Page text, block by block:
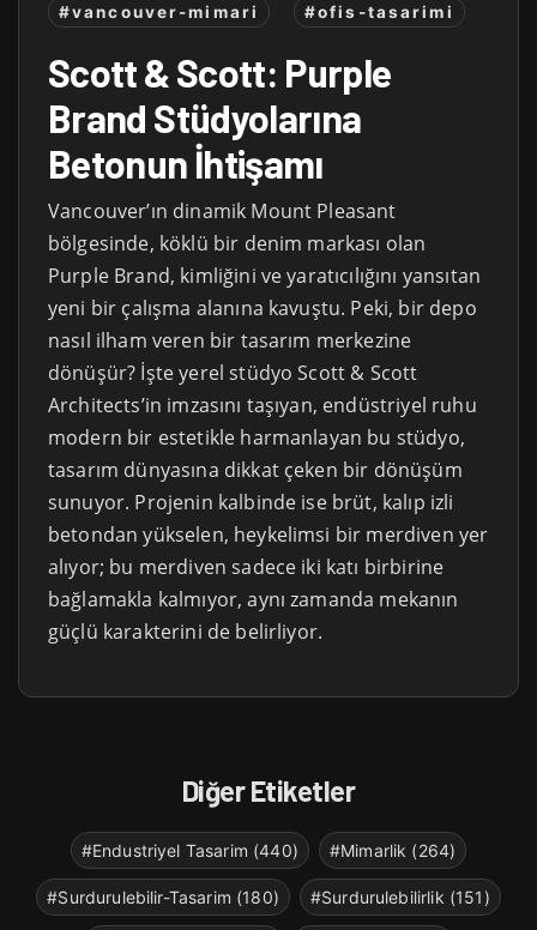
#vancouver-mimari #ofis-tasarimi
Scott & Scott: Purple
Brand Stüdyolarına
Betonun İhtişamı
Vancouver’ın dinamik Mount Pleasant
bölgesinde, köklü bir denim markası olan
Purple Brand, kimliğini ve yaratıcılığını yansıtan
yeni bir çalışma alanına kavuştu. Peki, bir depo
nasıl ilham veren bir tasarım merkezine
dönüşür? İşte yerel stüdyo Scott & Scott
Architects’in imzasını taşıyan, endüstriyel ruhu
modern bir estetikle harmanlayan bu stüdyo,
tasarım dünyasına dikkat çeken bir dönüşüm
sunuyor. Projenin kalbinde ise brüt, kalıp izli
betondan yükselen, heykelimsi bir merdiven yer
alıyor; bu merdiven sadece iki katı birbirine
bağlamakla kalmıyor, aynı zamanda mekanın
güçlü karakterini de belirliyor.
Diğer Etiketler
#Endustriyel Tasarim (440) #Mimarlik (264)
#Surdurulebilir-Tasarim (180) #Surdurulebilirlik (151)